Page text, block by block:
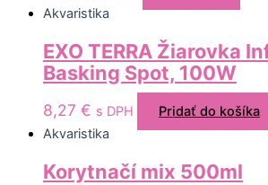
Akvaristika
EXO TERRA Žiarovka
Basking Spot, 100W
8,27 € s DPH
Pridať do košíka
Akvaristika
Korytnačí mix 500ml